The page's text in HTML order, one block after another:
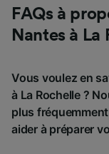
FAQs à
Nantes à La
Vous voulez en
à La Rochelle ?
plus
aider à préparer